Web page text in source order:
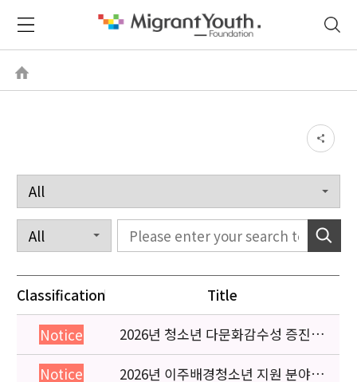
Classification Title
Notice
2026년 청소년 다문화감수성 증진
프로그램 「다가감」신청기관 안내
Notice
2026년 이주배경청소년 지원 분야